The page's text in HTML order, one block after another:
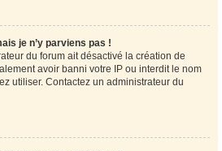
je n’y parviens pas !
du forum ait désactivé la création de
avoir banni votre IP ou interdit le nom
utiliser. Contactez un administrateur du